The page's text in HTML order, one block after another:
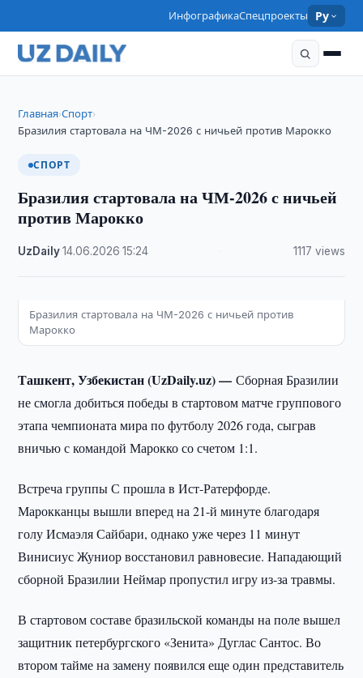
ИнфографикаСпецпроекты Ру
Главная›Спорт›
Бразилия стартовала на ЧМ-2026 с ничьей против Марокко
СПОРТ
Бразилия стартовала на ЧМ-2026 с ничьей
против Марокко
UzDaily·14.06.2026 ·15:24 1117 views
Бразилия стартовала на ЧМ-2026 с ничьей против
Марокко
Ташкент, Узбекистан (UzDaily.uz) —Сборная Бразилии
не смогла добиться победы в стартовом матче группового
этапа чемпионата мира по футболу 2026 года, сыграв
вничью с командой Марокко со счетом 1:1.
Встреча группы С прошла в Ист-Ратерфорде.
Марокканцы вышли вперед на 21-й минуте благодаря
голу Исмаэля Сайбари, однако уже через 11 минут
Винисиус Жуниор восстановил равновесие. Нападающий
сборной Бразилии Неймар пропустил игру из-за травмы.
В стартовом составе бразильской команды на поле вышел
защитник петербургского «Зенита» Дуглас Сантос. Во
втором тайме на замену появился еще один представитель